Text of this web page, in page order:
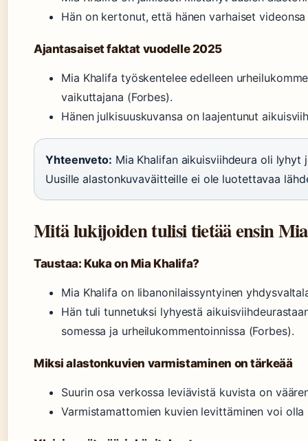
Hän on kertonut, että hänen varhaiset
Ajantasaiset faktat vuodelle 2025
Mia Khalifa työskentelee edelleen
vaikuttajana (Forbes).
Hänen julkisuuskuvansa on laajentunut
Yhteenveto: Mia Khalifan aikuisviihdeura oli
Uusille alastonkuvaväitteille ei ole luotettavaa
Mitä lukijoiden tulisi tietää ensin
Taustaa: Kuka on Mia Khalifa?
Mia Khalifa on libanonilaissyntyinen
Hän tuli tunnetuksi lyhyestä
somessa ja urheilukommentoinnissa (Forbes).
Miksi alastonkuvien varmistaminen on tärkeää
Suurin osa verkossa leviävistä kuvista on
Varmistamattomien kuvien levittäminen voi